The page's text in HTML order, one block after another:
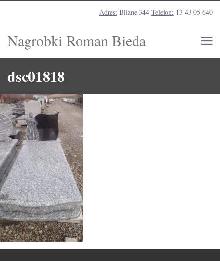
Adres: Blizne 344 Telefon: 13 43 05 640
Nagrobki Roman Bieda
dsc01818